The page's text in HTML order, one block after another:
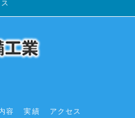
容 実績 アクセス